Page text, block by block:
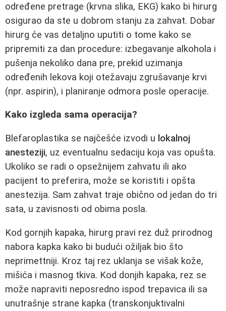
određene pretrage (krvna slika, EKG) kako bi hirurg
osigurao da ste u dobrom stanju za zahvat. Dobar
hirurg će vas detaljno uputiti o tome kako se
pripremiti za dan procedure: izbegavanje alkohola i
pušenja nekoliko dana pre, prekid uzimanja
određenih lekova koji otežavaju zgrušavanje krvi
(npr. aspirin), i planiranje odmora posle operacije.
Kako izgleda sama operacija?
Blefaroplastika se najčešće izvodi u lokalnoj
anesteziji, uz eventualnu sedaciju koja vas opušta.
Ukoliko se radi o opsežnijem zahvatu ili ako
pacijent to preferira, može se koristiti i opšta
anestezija. Sam zahvat traje obično od jedan do tri
sata, u zavisnosti od obima posla.
Kod gornjih kapaka, hirurg pravi rez duž prirodnog
nabora kapka kako bi budući ožiljak bio što
neprimettniji. Kroz taj rez uklanja se višak kože,
mišića i masnog tkiva. Kod donjih kapaka, rez se
može napraviti neposredno ispod trepavica ili sa
unutrašnje strane kapka (transkonjuktivalni